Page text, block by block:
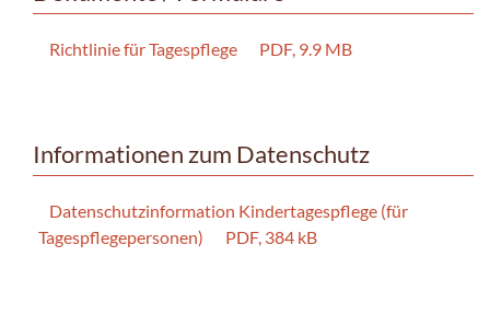
Richtlinie für Tagespflege PDF, 9.9 MB
Informationen zum Datenschutz
Datenschutzinformation Kindertagespflege (für
Tagespflegepersonen)
PDF, 384 kB